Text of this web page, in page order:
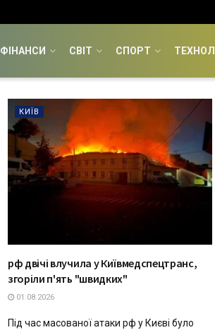
ФІНАНСИ СВІТ СПОРТ
КИЇВ
рф двічі влучила у Київмедспецтранс,
згоріли п'ять "швидких"
01.08.2026
Під час масованої атаки рф у Києві було